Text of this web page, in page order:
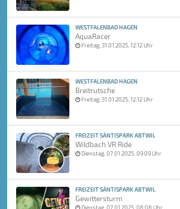
WESTFALENBAD HAGEN
AquaRacer
Freitag, 31.01.2025, 12:12 Uhr
WESTFALENBAD HAGEN
Breitrutsche
Freitag, 31.01.2025, 12:12 Uhr
FREIZEIT SÄNTISPARK ABTWIL
Wildbach VR Ride
Dienstag, 07.01.2025, 09:09 Uhr
FREIZEIT SÄNTISPARK ABTWIL
Gewittersturm
Dienstag, 07.01.2025, 08:08 Uhr